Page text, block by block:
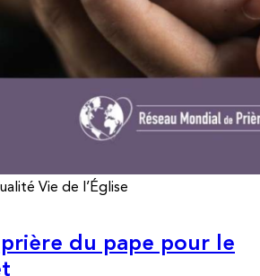
Vie de l’Église
du pape pour le